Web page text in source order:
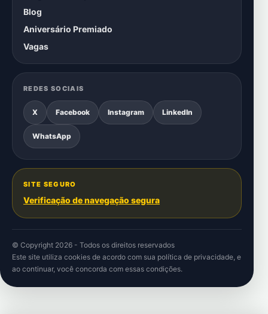
Blog
Aniversário Premiado
Vagas
REDES SOCIAIS
X Facebook Instagram LinkedIn
WhatsApp
SITE SEGURO
Verificação de navegação segura
© Copyright 2026 - Todos os direitos reservados
Este site utiliza cookies de acordo com sua política de privacidade, e
ao continuar, você concorda com essas condições.